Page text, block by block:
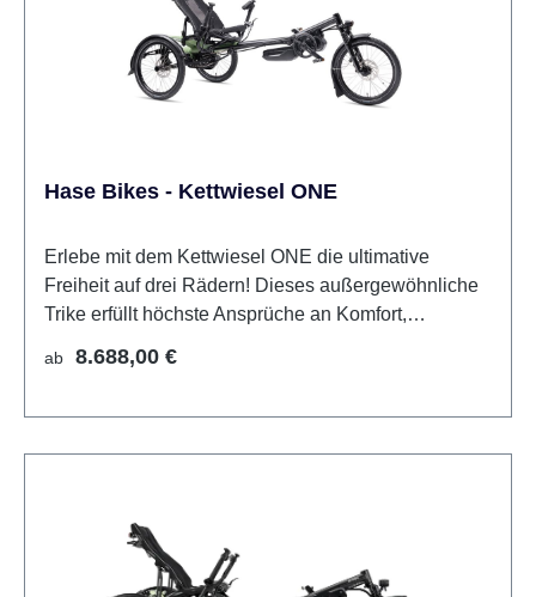
Hase Bikes - Kettwiesel ONE
Erlebe mit dem Kettwiesel ONE die ultimative
Freiheit auf drei Rädern! Dieses außergewöhnliche
Trike erfüllt höchste Ansprüche an Komfort,
sportlichen Untenlenker oder den ergonomischen
bewährten Rad-Anordnung – zwei Räder hinten,
Shimano-Motor sorgt für mühelosen Vortrieb und
kann in verschiedenen Leistungen gewählt werden,
Regulärer Preis:
ab 8.688,00 €